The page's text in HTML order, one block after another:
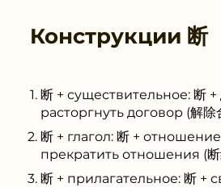
Конструкции 断
断 + существительное: 断 +
расторгнуть договор (解除
断 + глагол: 断 + отношение
прекратить отношения (断
断 + прилагательное: 断 +